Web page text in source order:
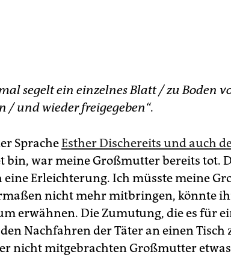
segelt ein einzelnes Blatt / zu Boden
/ und wieder freigegeben“.
SpracheEsther Dischereits und auch
bin, war meine Großmutter bereits tot.
Erleichterung. Ich müsste meine
nicht mehr mitbringen, könnte
erwähnen. Die Zumutung, die es für
Nachfahren der Täter an einen Tisch
nicht mitgebrachten Großmutter